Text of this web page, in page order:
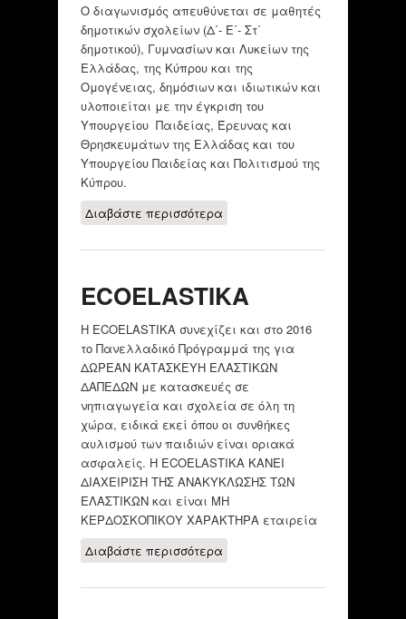
Ο διαγωνισμός απευθύνεται σε μαθητές
δημοτικών σχολείων (Δ΄- Ε΄- Στ΄
δημοτικού), Γυμνασίων και Λυκείων της
Ελλάδας, της Κύπρου και της
Ομογένειας, δημόσιων και ιδιωτικών και
υλοποιείται με την έγκριση του
Υπουργείου Παιδείας, Έρευνας και
Θρησκευμάτων της Ελλάδας και του
Υπουργείου Παιδείας και Πολιτισμού της
Κύπρου.
Διαβάστε περισσότεραγια ΔΙΕΘΝΗΣ
ΜΑΘΗΤΙΚΩΝ
ΜΗΚΟΥΣ
ECOELASTIKA
Η ECOELASTIKA συνεχίζει και στο 2016
το Πανελλαδικό Πρόγραμμά της για
ΔΩΡΕΑΝ ΚΑΤΑΣΚΕΥΗ ΕΛΑΣΤΙΚΩΝ
ΔΑΠΕΔΩΝ με κατασκευές σε
νηπιαγωγεία και σχολεία σε όλη τη
χώρα, ειδικά εκεί όπου οι συνθήκες
αυλισμού των παιδιών είναι οριακά
ασφαλείς. Η ECOELASTIKA ΚΑΝΕΙ
ΔΙΑΧΕΙΡΙΣΗ ΤΗΣ ΑΝΑΚΥΚΛΩΣΗΣ ΤΩΝ
ΕΛΑΣΤΙΚΩΝ και είναι ΜΗ
ΚΕΡΔΟΣΚΟΠΙΚΟΥ ΧΑΡΑΚΤΗΡΑ εταιρεία
Διαβάστε περισσότεραγια ECOELASTIKA